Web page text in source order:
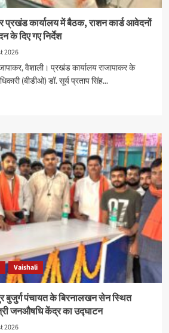
प्रखंड कार्यालय में बैठक, राशन कार्ड आवेदनों
के दिए गए निर्देश
2026
वैशाली। प्रखंड कार्यालय राजापाकर के
(बीडीओ) डॉ. सूर्य प्रताप सिंह...
Vaishali
बुजुर्ग पंचायत के बिरनालखन सेन स्थित
जनऔषधि केंद्र का उद्घाटन
2026